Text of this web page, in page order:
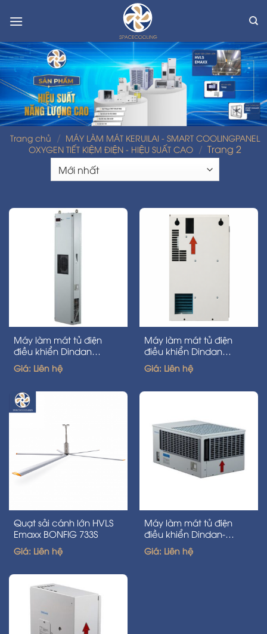
Trang chủ / MÁY LÀM MÁT KERUILAI - SMART COOLINGPANEL
OXYGEN TIẾT KIỆM ĐIỆN - HIỆU SUẤT CAO / Trang 2
Máy làm mát tủ điện
điều khiển Dindan
40ACU-P23- 1200w
Giá: Liên hệ
Máy làm mát tủ điện
điều khiển Dindan
20ACU/004- 600w
Giá: Liên hệ
Quạt sải cánh lớn HVLS
Emaxx BONFIG 733S
Giá: Liên hệ
Máy làm mát tủ điện
điều khiển Dindan-
40ACU/004-3 1500w
Giá: Liên hệ